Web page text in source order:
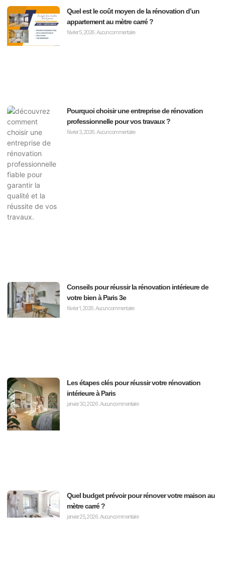
Quel est le coût moyen de la rénovation d’un
appartement au mètre carré ?
février 5, 2026Aucun commentaire
Pourquoi choisir une entreprise de rénovation
professionnelle pour vos travaux ?
février 3, 2026Aucun commentaire
Conseils pour réussir la rénovation intérieure de
votre bien à Paris 3e
février 1, 2026Aucun commentaire
Les étapes clés pour réussir votre rénovation
intérieure à Paris
janvier 30, 2026 Aucun commentaire
Quel budget prévoir pour rénover votre maison au
mètre carré ?
janvier 25, 2026 Aucun commentaire